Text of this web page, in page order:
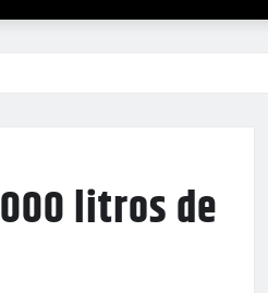
litros de